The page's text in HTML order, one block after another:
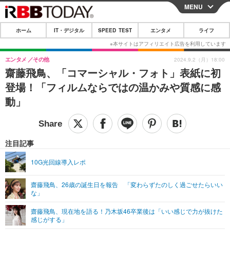
CLOSE
ホーム
IT・デジタル
IT・デジタルTOP スマートフォン
ガジェット・ツール
ショッピング その他
SPEED TEST
エンタメ
エンタメTOP 映画・ドラマ
音楽
グラビア ブログ
ペット
その他
リリース一覧
プッシュ通知の停止方法
MENU
ホーム IT・デジタル SPEED TEST エンタメ ライフ
齋藤飛鳥、「コマーシャル・フォト」表紙に初
登場！「フィルムならではの温かみや質感に感
動」
エンタメ その他
注目記事
10G光回線導入レポ
齋藤飛鳥、26歳の誕生日を報告 「変わらずたのしく過ごせたらいい
な」
齋藤飛鳥、現在地を語る！乃木坂46卒業後は「いい感じで力が抜けた
感じがする」
2024.9.2（月）18:00